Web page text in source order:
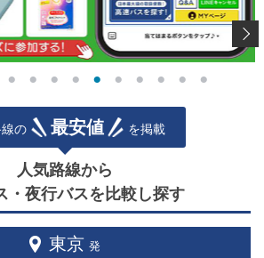
容は以下のとおりです。
修正
示改善
の修正
用いただけるよう改善を行っております。
は、ぜひ最新バージョンへアップデートの
で快適なサービスをご提供できるよう、改
。
トコムをよろしくお願いいたします。
線の 最安値 を掲載
人気路線から
・夜行バスを比較し探す
東京 発